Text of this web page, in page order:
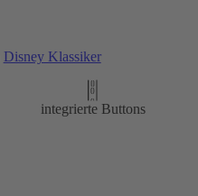
Disney Klassiker
integrierte Buttons